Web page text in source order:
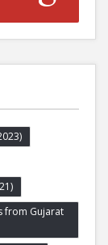
from Gujarat